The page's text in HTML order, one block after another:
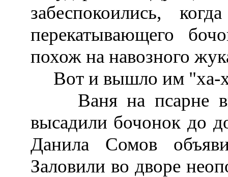
забеспокоились,
перекатывающего
похож на навозного
Вот и вышло им "ха-
Ваня на псарне
высадили бочонок до
Данила Сомов
Заловили во дворе